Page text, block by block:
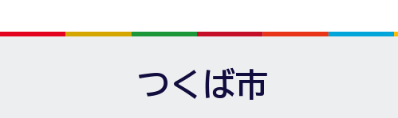
つくば市